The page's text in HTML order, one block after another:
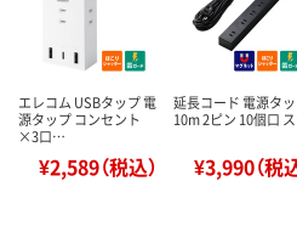
エレコム USBタップ 電
源タップ コンセント
×3口…
¥2,589（税込）
延長コード 電源タ
10m 2ピン 10個口
¥3,990（税